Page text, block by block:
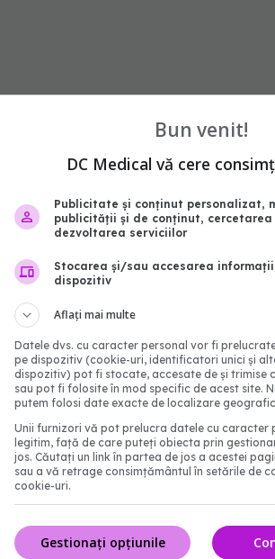
crește riscul de căderi sau
publicat în Clinical Nutrition
80 de ani, cu sarcopenie, au
de 10 la sută dintre cei
invaliditate, ceea ce poate duce
trăiești singur.
este legată și de
aprilie 2020 din Jurnalul
joacă un rol esențial în
Bun venit!
DC Medical vă cere
Publicitate și conținut personalizat,
publicității și de conținut, cercetarea
dezvoltarea serviciilor
Stocarea și/sau accesarea
dispozitiv
Aflați mai multe
Datele dvs. cu caracter personal vor fi
pe dispozitiv (cookie-uri, identificatori unici și
dispozitiv) pot fi stocate, accesate de și trimise
sau pot fi folosite în mod specific de acest site.
putem folosi date exacte de localizare
Unii furnizori vă pot prelucra datele cu caracter
legitim, față de care puteți obiecta prin
jos. Căutați un link în partea de jos a acestei
sau a vă retrage consimțământul în setările de
cookie-uri.
Gestionați opțiunile